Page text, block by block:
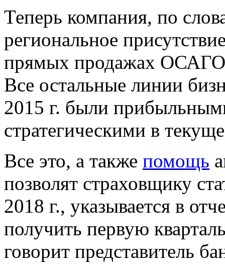
Теперь компания, по
региональное
прямых продажах ОСАГО
Все остальные линии
2015 г. были
стратегическими в
Все это, а также помощь
позволят страховщику
2018 г., указывается в
получить первую
говорит представитель